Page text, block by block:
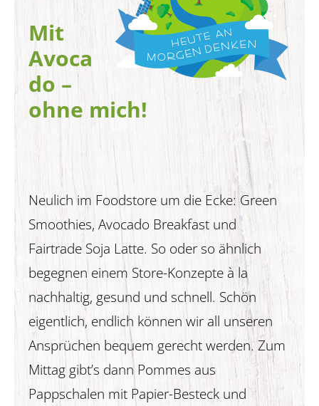
Mit
Avoca
do –
ohne mich!
Neulich im Foodstore um die Ecke: Green
Smoothies, Avocado Breakfast und
Fairtrade Soja Latte. So oder so ähnlich
begegnen einem Store-Konzepte à la
nachhaltig, gesund und schnell. Schön
eigentlich, endlich können wir all unseren
Ansprüchen bequem gerecht werden. Zum
Mittag gibt’s dann Pommes aus
Pappschalen mit Papier-Besteck und